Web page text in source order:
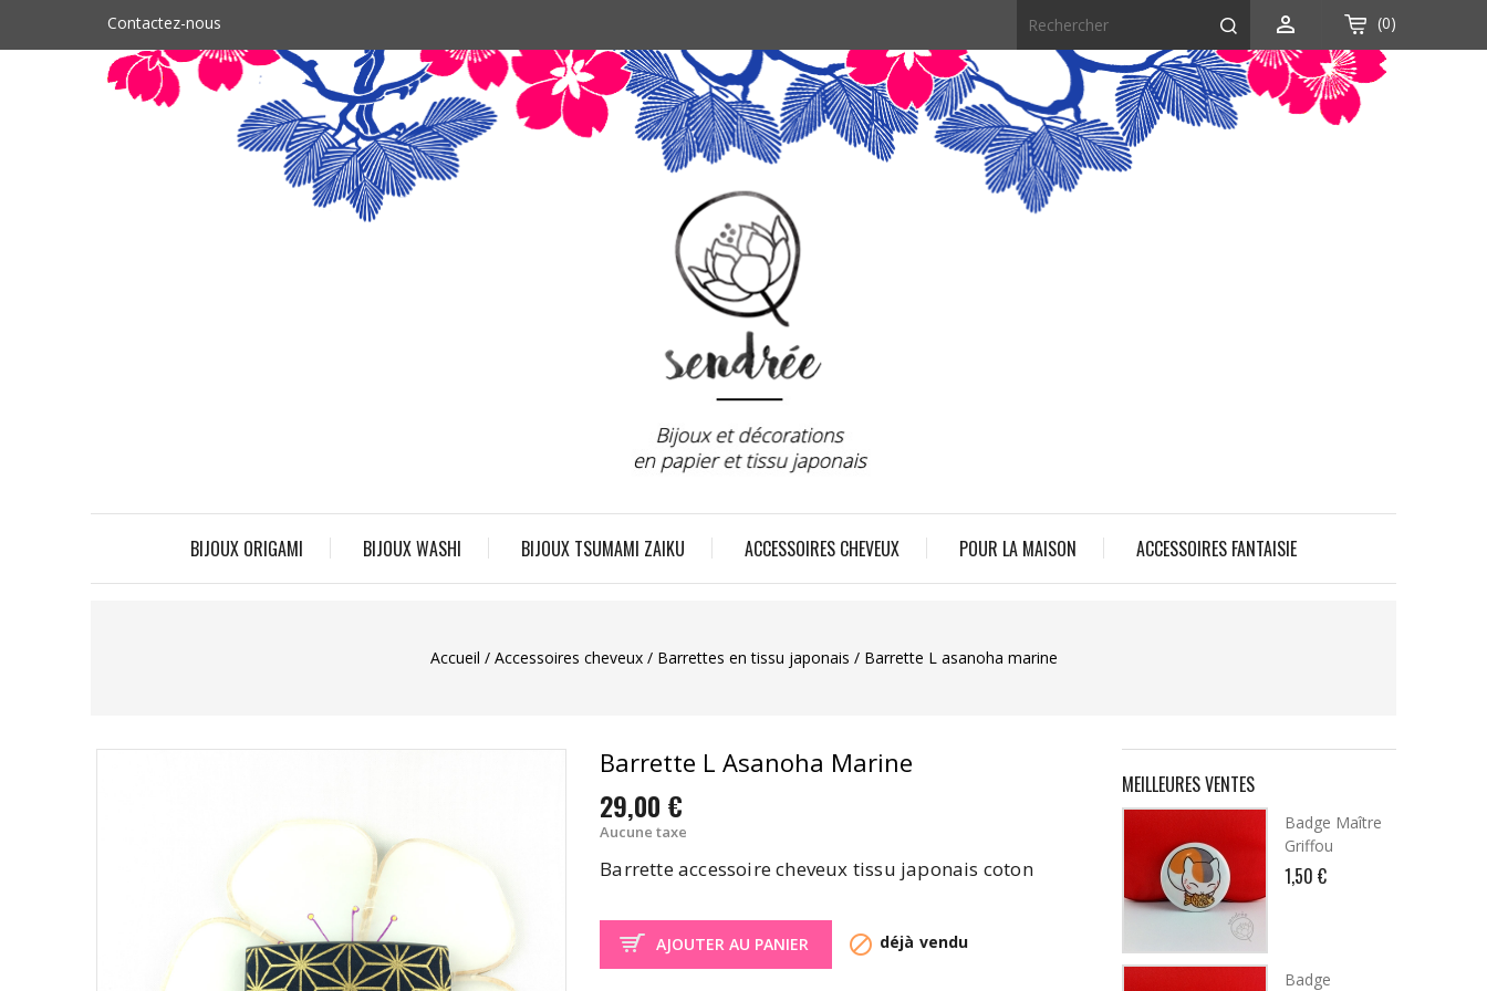
Contactez-nous  (0)
BIJOUX ORIGAMI BIJOUX WASHI BIJOUX TSUMAMI ZAIKU ACCESSOIRES CHEVEUX POUR LA MAISON ACCESSOIRES FANTAISIE
Accueil Accessoires cheveux Barrettes en tissu japonais Barrette L asanoha marine
Barrette L Asanoha Marine
29,00 €
Aucune taxe
Barrette accessoire cheveux tissu japonais coton
AJOUTER AU PANIER  déjà vendu
MEILLEURES VENTES
Badge Maître
Griffou
1,50 €
Badge